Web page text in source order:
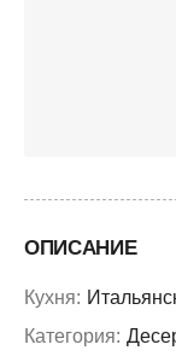
ОПИСАНИЕ
Кухня:
Категория: